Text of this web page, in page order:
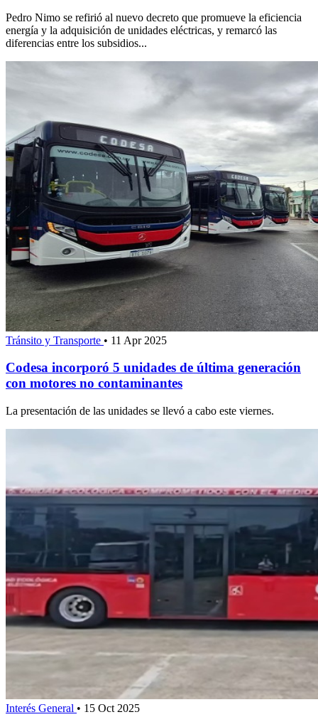
Pedro Nimo se refirió al nuevo decreto que promueve la eficiencia
energía y la adquisición de unidades eléctricas, y remarcó las
diferencias entre los subsidios...
Tránsito y Transporte • 11 Apr 2025
Codesa incorporó 5 unidades de última generación
con motores no contaminantes
La presentación de las unidades se llevó a cabo este viernes.
Interés General • 15 Oct 2025